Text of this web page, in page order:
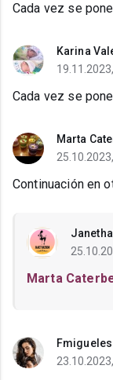
Cada vez se
Karina
Cada vez se
Marta
Continuación en
Marta
Fmigueles